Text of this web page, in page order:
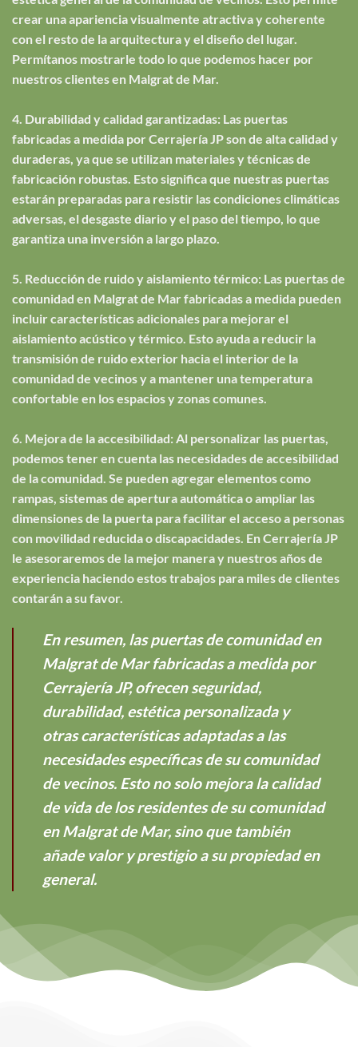
crear una apariencia visualmente atractiva y coherente
con el resto de la arquitectura y el diseño del lugar.
Permítanos mostrarle todo lo que podemos hacer por
nuestros clientes en Malgrat de Mar.
4. Durabilidad y calidad garantizadas: Las puertas
fabricadas a medida por Cerrajería JP son de alta calidad y
duraderas, ya que se utilizan materiales y técnicas de
fabricación robustas. Esto significa que nuestras puertas
estarán preparadas para resistir las condiciones climáticas
adversas, el desgaste diario y el paso del tiempo, lo que
garantiza una inversión a largo plazo.
5. Reducción de ruido y aislamiento térmico: Las puertas de
comunidad en Malgrat de Mar fabricadas a medida pueden
incluir características adicionales para mejorar el
aislamiento acústico y térmico. Esto ayuda a reducir la
transmisión de ruido exterior hacia el interior de la
comunidad de vecinos y a mantener una temperatura
confortable en los espacios y zonas comunes.
6. Mejora de la accesibilidad: Al personalizar las puertas,
podemos tener en cuenta las necesidades de accesibilidad
de la comunidad. Se pueden agregar elementos como
rampas, sistemas de apertura automática o ampliar las
dimensiones de la puerta para facilitar el acceso a personas
con movilidad reducida o discapacidades. En Cerrajería JP
le asesoraremos de la mejor manera y nuestros años de
experiencia haciendo estos trabajos para miles de clientes
contarán a su favor.
En resumen, las puertas de comunidad en
Malgrat de Mar fabricadas a medida por
Cerrajería JP, ofrecen seguridad,
durabilidad, estética personalizada y
otras características adaptadas a las
necesidades específicas de su comunidad
de vecinos. Esto no solo mejora la calidad
de vida de los residentes de su comunidad
en Malgrat de Mar, sino que también
añade valor y prestigio a su propiedad en
general.